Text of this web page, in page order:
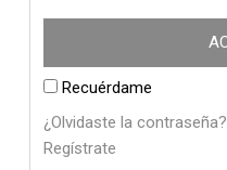
Recuérdame
¿Olvidaste la contraseña?
Regístrate